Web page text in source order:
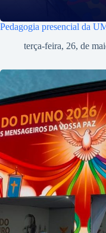
Pedagogia presencial da
terça-feira, 26, de